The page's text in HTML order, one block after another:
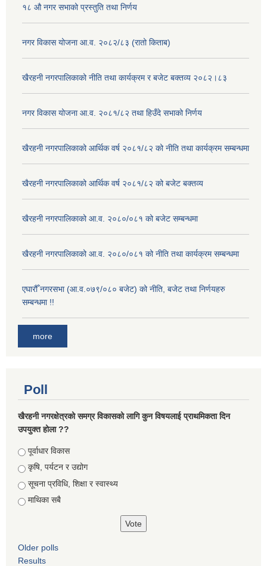
१८ औ नगर सभाको प्रस्तुति तथा निर्णय
नगर विकास योजना आ.व. २०८२/८३ (रातो किताब)
खैरहनी नगरपालिकाको नीति तथा कार्यक्रम र बजेट बक्तव्य २०८२।८३
नगर विकास योजना आ.व. २०८१/८२ तथा हिउँदे सभाको निर्णय
खैरहनी नगरपालिकाको आर्थिक वर्ष २०८१/८२ को नीति तथा कार्यक्रम सम्बन्धमा
खैरहनी नगरपालिकाको आर्थिक वर्ष २०८१/८२ को बजेट बक्तव्य
खैरहनी नगरपालिकाको आ.व. २०८०/०८१ को बजेट सम्बन्धमा
खैरहनी नगरपालिकाको आ.व. २०८०/०८१ को नीति तथा कार्यक्रम सम्बन्धमा
एघारौँ नगरसभा (आ.व.०७९/०८० बजेट) को नीति, बजेट तथा निर्णयहरु
सम्बन्धमा !!
more
Poll
खैरहनी नगरक्षेत्रको समग्र विकासको लागि कुन विषयलाई प्राथमिकता दिन
उपयुक्त होला ??
Choices
पूर्वाधार विकास
कृषि, पर्यटन र उद्योग
सूचना प्रविधि, शिक्षा र स्वास्थ्य
माथिका सबै
Older polls
Results